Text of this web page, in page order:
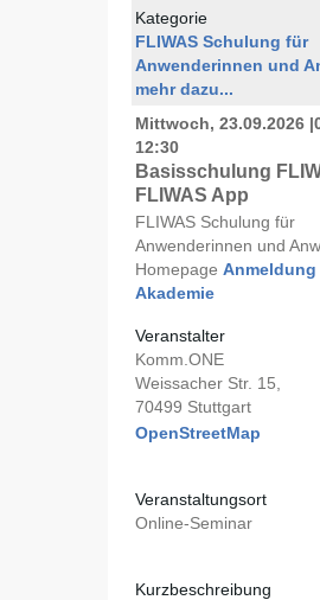
Kategorie
FLIWAS Schulung für
Anwenderinnen und
mehr dazu...
Mittwoch, 23.09.2026 |
12:30
Basisschulung
FLIWAS App
FLIWAS Schulung für
Anwenderinnen und
Homepage
Akademie
Veranstalter
Komm.ONE
Weissacher Str. 15,
70499 Stuttgart
OpenStreetMap
Veranstaltungsort
Online-Seminar
Kurzbeschreibung